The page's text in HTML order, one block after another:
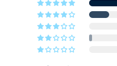
samt til almindelig badning.
pasform omkring øjnene.
linser under svømningen